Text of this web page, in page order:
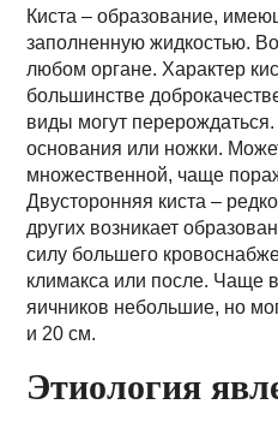
Киста – образование,
заполненную жидкостью.
любом органе. Характер
большинстве
виды могут
основания или ножки.
множественной, чаще
Двусторонняя киста –
других возникает
силу большего
климакса или после. Чаще
яичников небольшие, но
и 20 см.
Этиология